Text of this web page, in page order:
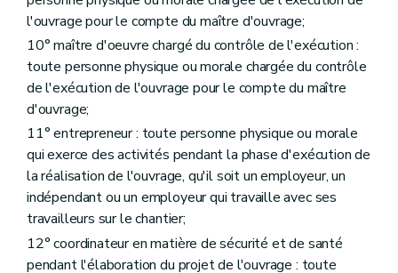
Art. 76quater
Art. 76 quinquies
Art. 76sexies
Art. 76septies
Chapitre IX Dispositions communes aux organes.
Art. 77
Art. 78
Chapitre X
Recours devant les tribunaux du travail.
Art. 79
Chapitre XI Surveillance et dispositions pénales.
Art. 80
Art. 81
Art. 82
Art. 83
Art. 84
Art. 85
l'ouvrage pour le compte du maître d'ouvrage;
10° maître d'oeuvre chargé du contrôle de l'exécution :
toute personne physique ou morale chargée du contrôle
de l'exécution de l'ouvrage pour le compte du maître
d'ouvrage;
11° entrepreneur : toute personne physique ou morale
qui exerce des activités pendant la phase d'exécution de
la réalisation de l'ouvrage, qu'il soit un employeur, un
indépendant ou un employeur qui travaille avec ses
travailleurs sur le chantier;
12° coordinateur en matière de sécurité et de santé
pendant l'élaboration du projet de l'ouvrage : toute